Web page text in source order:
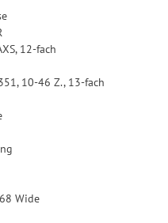
12-fach
10-46 Z., 13-fach
Wide